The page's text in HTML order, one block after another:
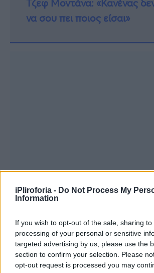
iPliroforia - Do Not Process My
Information
If you wish to opt-out of the sale, sharing
processing of your personal or sensitive
targeted advertising by us, please use the
section to confirm your selection. Please
opt-out request is processed you may
Τζεφ Μοντάνα: «Κανένας
να σου πει ποιος είσαι»